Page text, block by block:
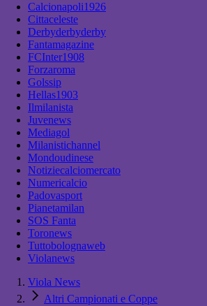
Calcionapoli1926
Cittaceleste
Derbyderbyderby
Fantamagazine
FCInter1908
Forzaroma
Golssip
Hellas1903
Ilmilanista
Juvenews
Mediagol
Milanistichannel
Mondoudinese
Notiziecalciomercato
Numericalcio
Padovasport
Pianetamilan
SOS Fanta
Toronews
Tuttobolognaweb
Violanews
Viola News
Altri Campionati e Coppe